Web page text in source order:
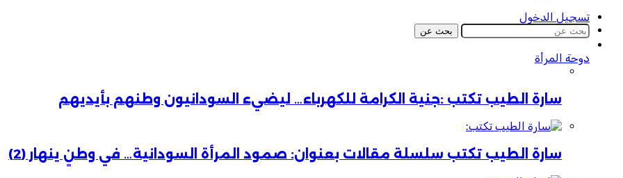
تسجيل الدخول
بحث عن
دوحة المرأة
سارة الطيب تكتب :جنية الكرامة للكهرباء… ليضيء السودانيون وطنهم بأيديهم
سارة الطيب تكتب سلسلة مقالات بعنوان: صمود المرأة السودانية… في وطنٍ ينهار (2)